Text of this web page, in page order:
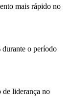
mais rápido no
o período
de liderança no